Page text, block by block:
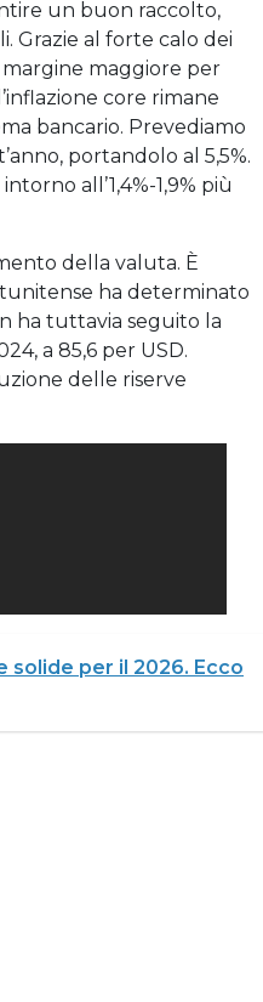
un buon raccolto,
Grazie al forte calo dei
margine maggiore per
core rimane
bancario. Prevediamo
portandolo al 5,5%.
all’1,4%-1,9% più
della valuta. È
ha determinato
ha tuttavia seguito la
a 85,6 per USD.
delle riserve
solide per il 2026. Ecco